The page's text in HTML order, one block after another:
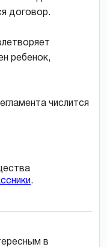
договор.
ребенок,
числится
.
в